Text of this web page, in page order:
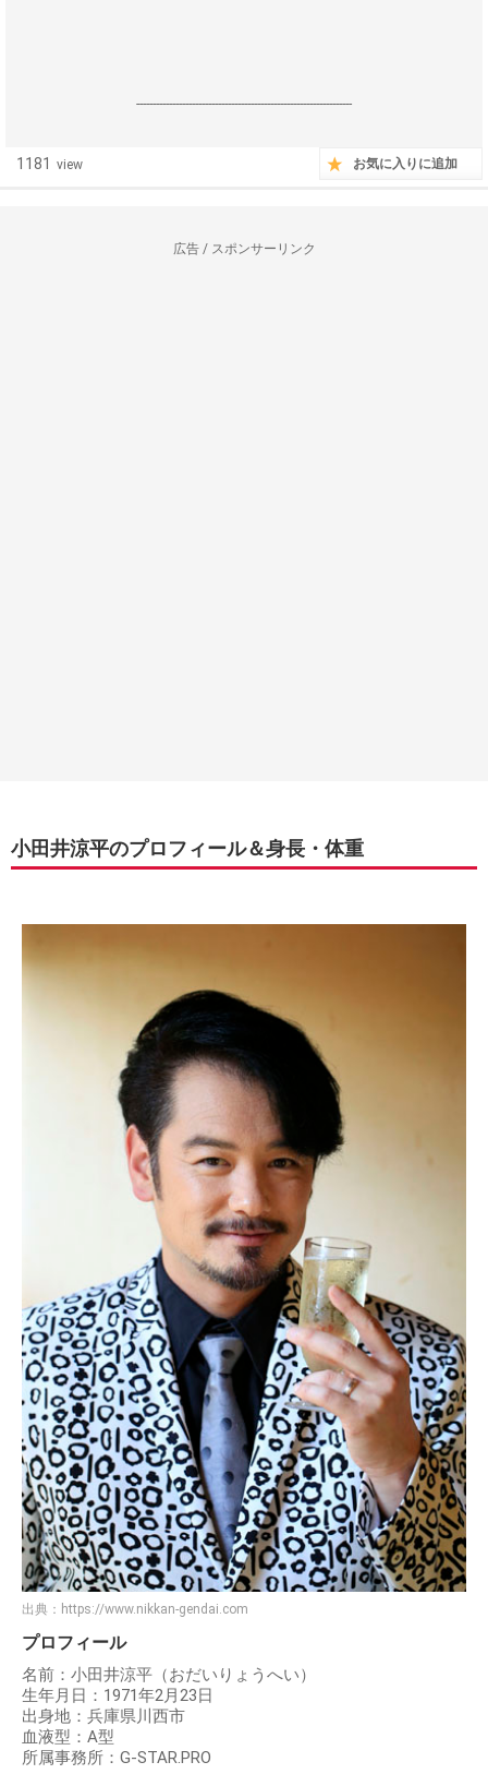
------------------------------------------------------------------
1181 view お気に入りに追加
広告 / スポンサーリンク
小田井涼平のプロフィール＆身長・体重
出典： https://www.nikkan-gendai.com
プロフィール
名前：小田井涼平（おだいりょうへい）
生年月日：1971年2月23日
出身地：兵庫県川西市
血液型：A型
所属事務所：G-STAR.PRO